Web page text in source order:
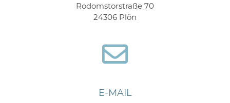
Rodomstorstraße 70
24306 Plön
E-MAIL